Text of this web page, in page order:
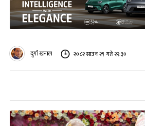
दुर्गा खनाल २०८२ साउन २९ गते २२:३०